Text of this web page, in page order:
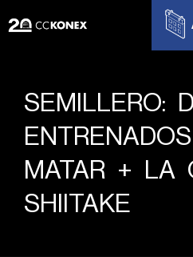
SEMILLERO:
MATAR + LA
SHIITAKE